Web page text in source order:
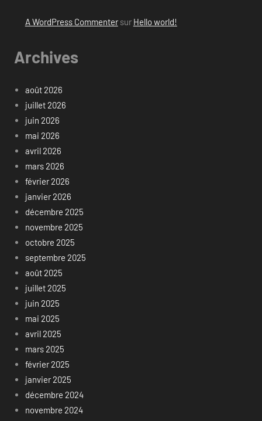
A WordPress Commentersur Hello world!
Archives
août 2026
juillet 2026
juin 2026
mai 2026
avril 2026
mars 2026
février 2026
janvier 2026
décembre 2025
novembre 2025
octobre 2025
septembre 2025
août 2025
juillet 2025
juin 2025
mai 2025
avril 2025
mars 2025
février 2025
janvier 2025
décembre 2024
novembre 2024